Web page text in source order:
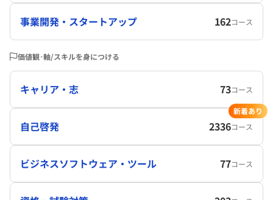
事業開発・スタートアップ 162コース
価値観･軸/スキルを身につける
キャリア・志 73コース
自己啓発 2336コース
新着あり
ビジネスソフトウェア・ツール 77コース